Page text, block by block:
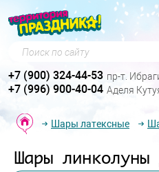
Поиск по сайту
+7 (900) 324-44-53 пр-т.
+7 (996) 900-40-04 Аделя
Шары латексные
Шары